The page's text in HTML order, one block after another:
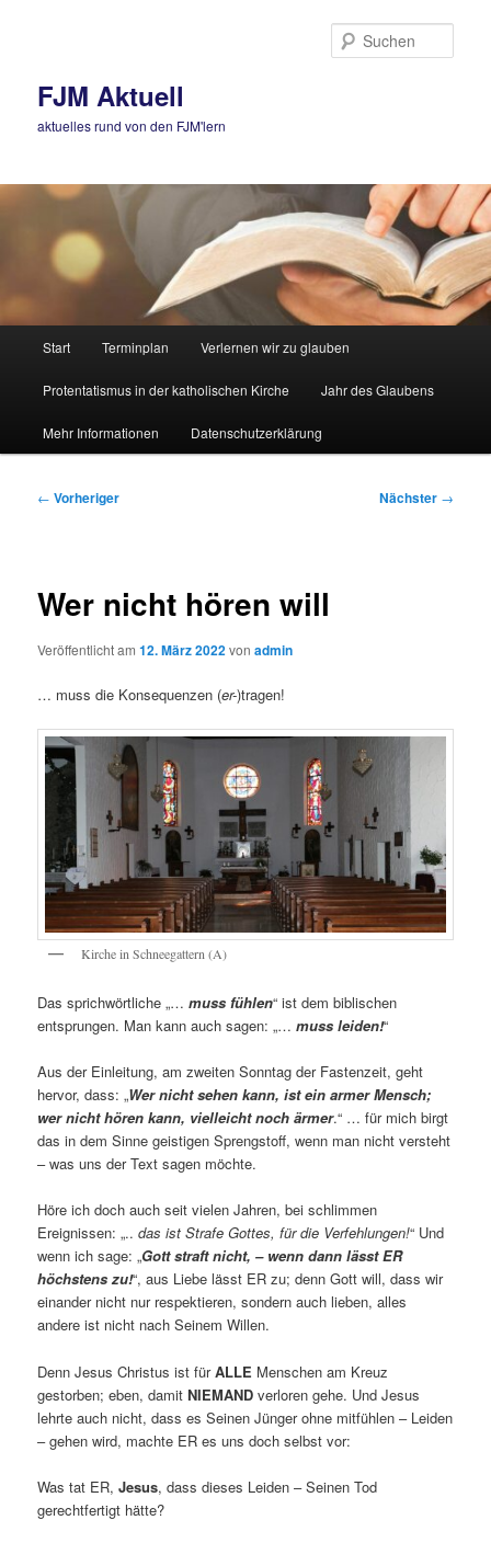
FJM Aktuell
aktuelles rund von den FJM'lern
Start Terminplan Verlernen wir zu glauben
Protentatismus in der katholischen Kirche Jahr des Glaubens
Mehr Informationen Datenschutzerklärung
Beitragsnavigation
← Vorheriger Nächster →
Wer nicht hören will
Veröffentlicht am12. März 2022vonadmin
… muss die Konsequenzen (er-)tragen!
Kirche in Schneegattern (A)
Das sprichwörtliche „…muss fühlen“ ist dem biblischen
entsprungen. Man kann auch sagen: „…muss leiden!“
Aus der Einleitung, am zweiten Sonntag der Fastenzeit, geht
hervor, dass: „Wer nicht sehen kann, ist ein armer Mensch;
wer nicht hören kann, vielleicht noch ärmer.“ … für mich birgt
das in dem Sinne geistigen Sprengstoff, wenn man nicht versteht
– was uns der Text sagen möchte.
Höre ich doch auch seit vielen Jahren, bei schlimmen
Ereignissen: „..das ist Strafe Gottes, für die Verfehlungen!“ Und
wenn ich sage: „Gott straft nicht, – wenn dann lässt ER
höchstens zu!“, aus Liebe lässt ER zu; denn Gott will, dass wir
einander nicht nur respektieren, sondern auch lieben, alles
andere ist nicht nach Seinem Willen.
Denn Jesus Christus ist fürALLE Menschen am Kreuz
gestorben; eben, damitNIEMAND verloren gehe. Und Jesus
lehrte auch nicht, dass es Seinen Jünger ohne mitfühlen – Leiden
– gehen wird, machte ER es uns doch selbst vor:
Was tat ER,Jesus, dass dieses Leiden – Seinen Tod
gerechtfertigt hätte?